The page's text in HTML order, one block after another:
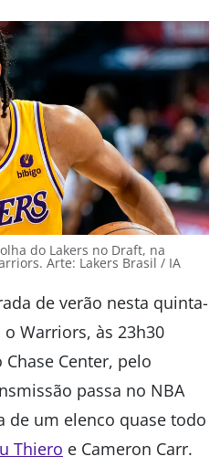
do Lakers no Draft, na
Arte: Lakers Brasil / IA
de verão nesta quinta-
Warriors, às 23h30
Center, pelo
passa no NBA
de um elenco quase todo
Thiero e Cameron Carr.